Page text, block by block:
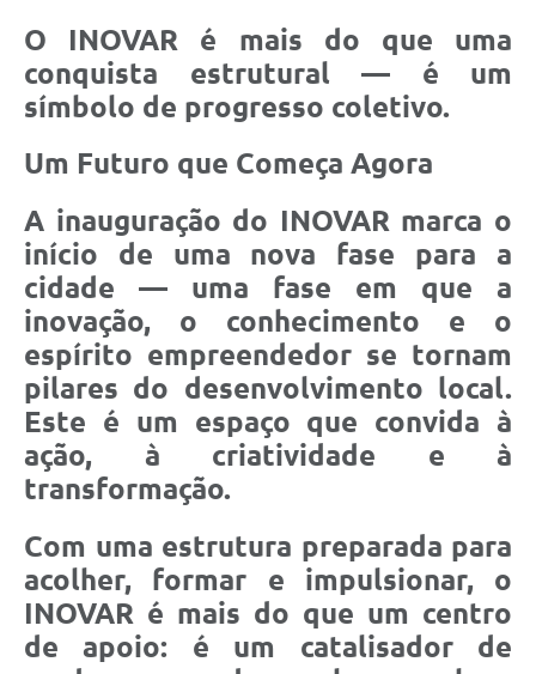
O INOVAR é mais do que uma
conquista estrutural — é um
símbolo de progresso coletivo.
Um Futuro que Começa Agora
A inauguração do INOVAR marca o
início de uma nova fase para a
cidade — uma fase em que a
inovação, o conhecimento e o
espírito empreendedor se tornam
pilares do desenvolvimento local.
Este é um espaço que convida à
ação, à criatividade e à
transformação.
Com uma estrutura preparada para
acolher, formar e impulsionar, o
INOVAR é mais do que um centro
de apoio: é um catalisador de